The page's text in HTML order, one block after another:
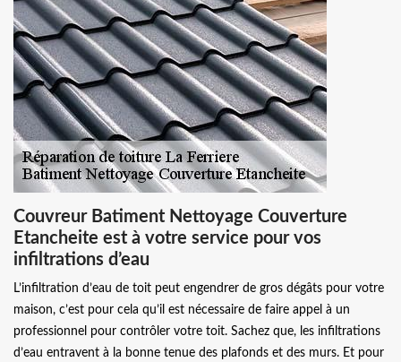
Couvreur Batiment Nettoyage Couverture
Etancheite est à votre service pour vos
infiltrations d’eau
L’infiltration d’eau de toit peut engendrer de gros dégâts pour votre
maison, c’est pour cela qu’il est nécessaire de faire appel à un
professionnel pour contrôler votre toit. Sachez que, les infiltrations
d’eau entravent à la bonne tenue des plafonds et des murs. Et pour